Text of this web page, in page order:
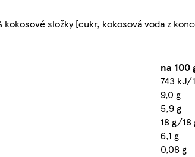
kokosové složky [cukr, kokosová voda z
na 100
743 kJ/
9,0 g
5,9 g
18 g/18
6,1 g
0,08 g